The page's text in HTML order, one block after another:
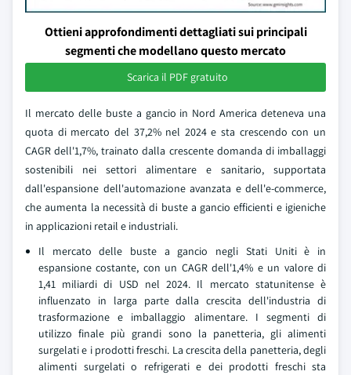
Ottieni approfondimenti dettagliati sui principali
segmenti che modellano questo mercato
Scarica il PDF gratuito
Il mercato delle buste a gancio in Nord America deteneva una
quota di mercato del 37,2% nel 2024 e sta crescendo con un
CAGR dell'1,7%, trainato dalla crescente domanda di imballaggi
sostenibili nei settori alimentare e sanitario, supportata
dall'espansione dell'automazione avanzata e dell'e-commerce,
che aumenta la necessità di buste a gancio efficienti e igieniche
in applicazioni retail e industriali.
Il mercato delle buste a gancio negli Stati Uniti è in
espansione costante, con un CAGR dell'1,4% e un valore di
1,41 miliardi di USD nel 2024. Il mercato statunitense è
influenzato in larga parte dalla crescita dell'industria di
trasformazione e imballaggio alimentare. I segmenti di
utilizzo finale più grandi sono la panetteria, gli alimenti
surgelati e i prodotti freschi. La crescita della panetteria, degli
alimenti surgelati o refrigerati e dei prodotti freschi sta